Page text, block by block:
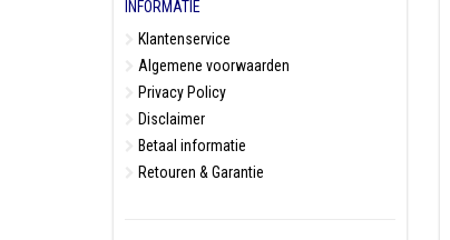
INFORMATIE
Klantenservice
Algemene voorwaarden
Privacy Policy
Disclaimer
Betaal informatie
Retouren & Garantie